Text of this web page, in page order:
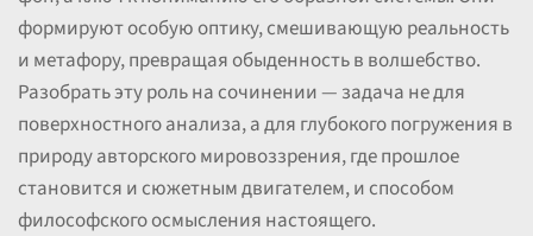
формируют особую оптику, смешивающую реальность
и метафору, превращая обыденность в волшебство.
Разобрать эту роль на сочинении — задача не для
поверхностного анализа, а для глубокого погружения в
природу авторского мировоззрения, где прошлое
становится и сюжетным двигателем, и способом
философского осмысления настоящего.